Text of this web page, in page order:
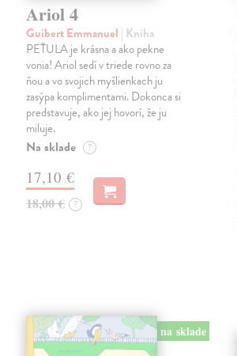
Ariol 4
Guibert Emmanuel | Kniha
PEŤULA je krásna a ako pekne
vonia! Ariol sedí v triede rovno za
ňou a vo svojich myšlienkach ju
zasýpa komplimentami. Dokonca si
predstavuje, ako jej hovorí, že ju
miluje.
Na sklade ?
17,10 €
18,00 € ?
na sklade